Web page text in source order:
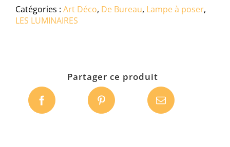
Catégories : Art Déco, De Bureau, Lampe à poser,
LES LUMINAIRES
Partager ce produit